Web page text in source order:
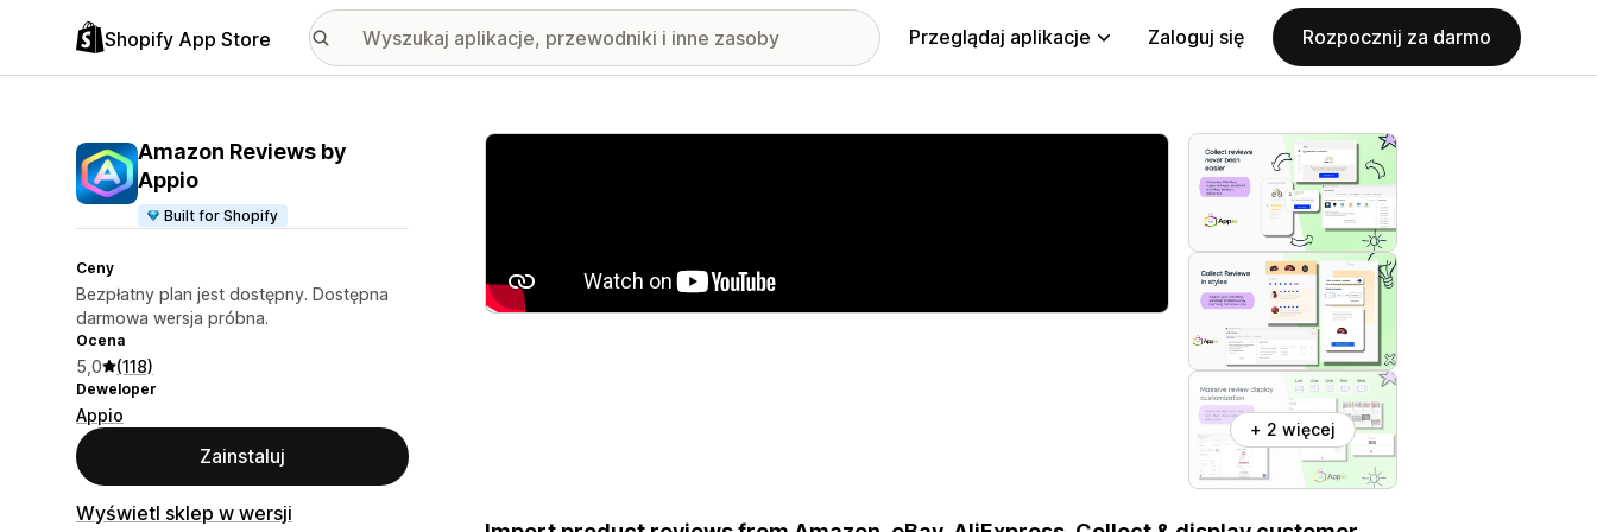
Shopify App Store Przeglądaj aplikacje Zaloguj się Rozpocznij za darmo
Amazon Reviews by
Appio
Built for Shopify
Ceny
Bezpłatny plan jest dostępny. Dostępna
darmowa wersja próbna.
Ocena
5,0 (118)
Deweloper
Appio
Zainstaluj
Wyświetl sklep w wersji
Wyróżnione obrazy w galerii
+ 2 więcej